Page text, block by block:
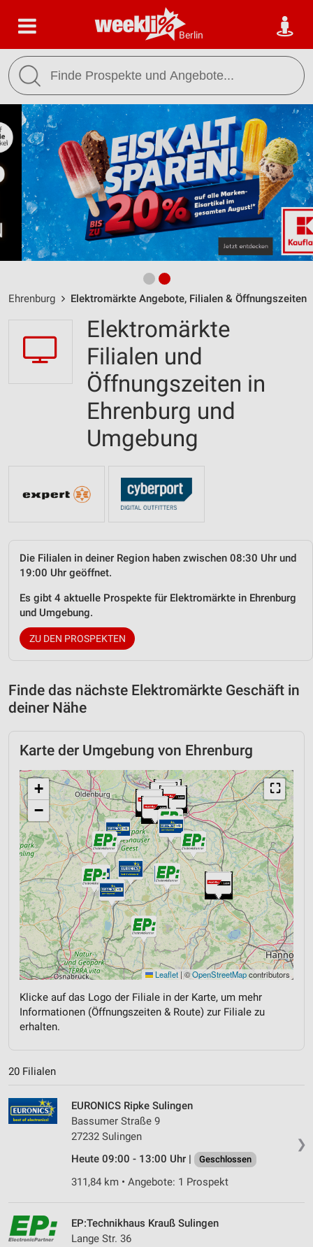
Berlin
Ehrenburg Elektromärkte Angebote, Filialen & Öffnungszeiten
Elektromärkte
Filialen und
Öffnungszeiten in
Ehrenburg und
Umgebung
Die Filialen in deiner Region haben zwischen 08:30 Uhr und
19:00 Uhr geöffnet.
Es gibt 4 aktuelle Prospekte für Elektromärkte in Ehrenburg
und Umgebung.
ZU DEN PROSPEKTEN
Finde das nächste Elektromärkte Geschäft in
deiner Nähe
Karte der Umgebung von Ehrenburg
⛶
+
−
Leaflet | ©OpenStreetMapcontributors
Klicke auf das Logo der Filiale in der Karte, um mehr
Informationen (Öffnungszeiten & Route) zur Filiale zu
erhalten.
20 Filialen
❯
EURONICS Ripke Sulingen
Bassumer Straße 9
27232 Sulingen
Heute 09:00 - 13:00 Uhr |
Geschlossen
311,84 km • Angebote: 1 Prospekt
EP:Technikhaus Krauß Sulingen
Lange Str. 36